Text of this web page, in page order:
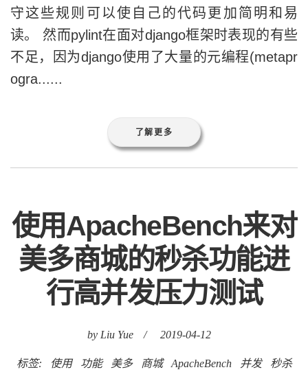
守这些规则可以使自己的代码更加简明和易
读。 然而pylint在面对django框架时表现的有些
不足，因为django使用了大量的元编程(metapr
ogra......
了解更多
使用ApacheBench来对
美多商城的秒杀功能进
行高并发压力测试
by Liu Yue / 2019-04-12
标签: 使用 功能 美多 商城 ApacheBench 并发
秒杀